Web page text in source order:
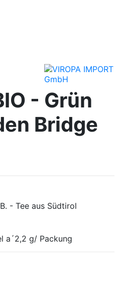
- Grün
Bridge
- Tee aus Südtirol
a´2,2 g/ Packung